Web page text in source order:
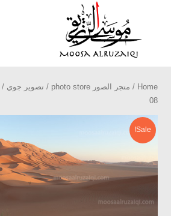
Home
/ متجر الصور photo store / تصوير جوي
08
Sale!